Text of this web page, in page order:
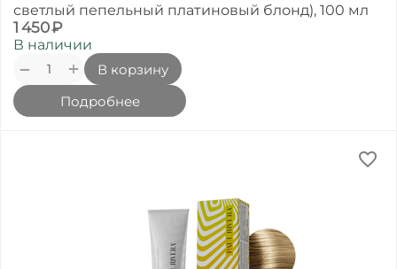
светлый пепельный платиновый блонд), 100 мл
1 450₽
В наличии
+
−
В корзину
Подробнее